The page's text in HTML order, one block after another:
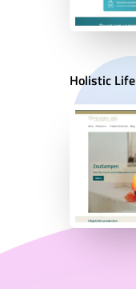
Holistic Life